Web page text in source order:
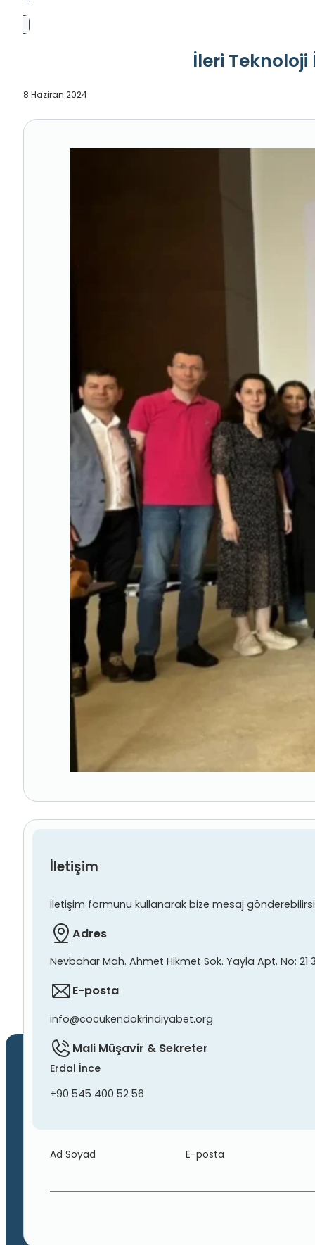
İleri Teknoloji
8 Haziran 2024
İletişim
İletişim formunu kullanarak bize mesaj
Adres
Nevbahar Mah. Ahmet Hikmet Sok. Yayla Apt. No: 21
E-posta
info@cocukendokrindiyabet.org
Mali Müşavir & Sekreter
Erdal İnce
+90 545 400 52 56
Ad Soyad E-posta